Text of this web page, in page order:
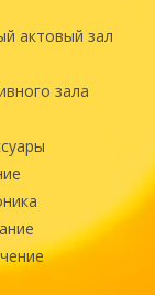
актовый зал
зала